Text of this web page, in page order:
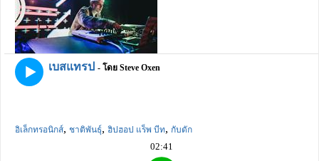
เบสแทรป - โดย Steve Oxen
อิเล็กทรอนิกส์, ชาติพันธุ์, ฮิปฮอป แร็พ บีท, กับดัก
02:41